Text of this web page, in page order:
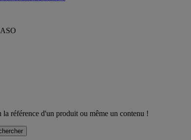
référence d'un produit ou même un contenu !